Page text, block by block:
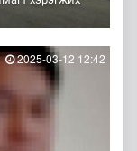
2025-03-12 12:42